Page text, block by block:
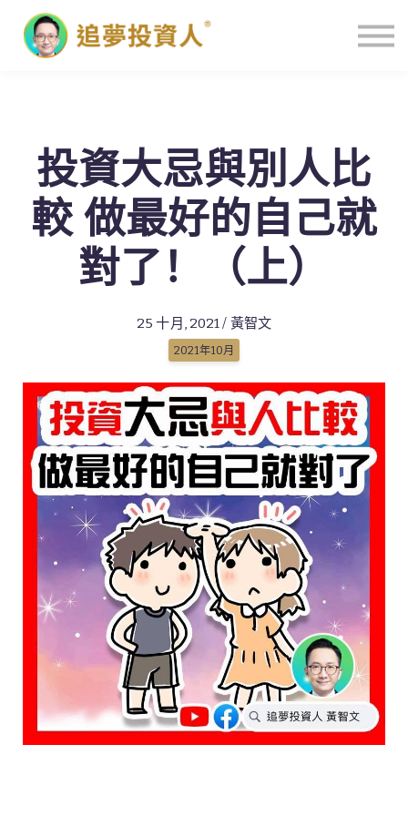
主頁
投資大忌與別人比
較 做最好的自己就
對了！（上）
25 十月, 2021 / 黃智文
2021年10月